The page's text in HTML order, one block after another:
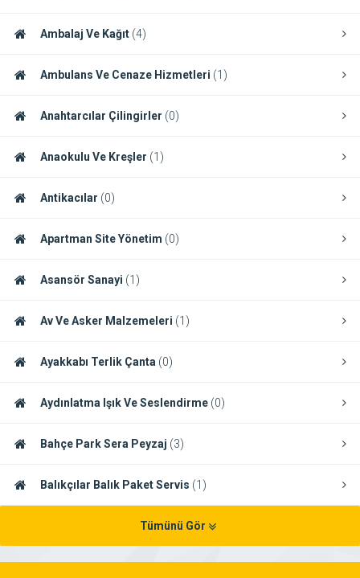
Ambalaj Ve Kağıt (4)
Ambulans Ve Cenaze Hizmetleri (1)
Anahtarcılar Çilingirler (0)
Anaokulu Ve Kreşler (1)
Antikacılar (0)
Apartman Site Yönetim (0)
Asansör Sanayi (1)
Av Ve Asker Malzemeleri (1)
Ayakkabı Terlik Çanta (0)
Aydınlatma Işık Ve Seslendirme (0)
Bahçe Park Sera Peyzaj (3)
Balıkçılar Balık Paket Servis (1)
Tümünü Gör